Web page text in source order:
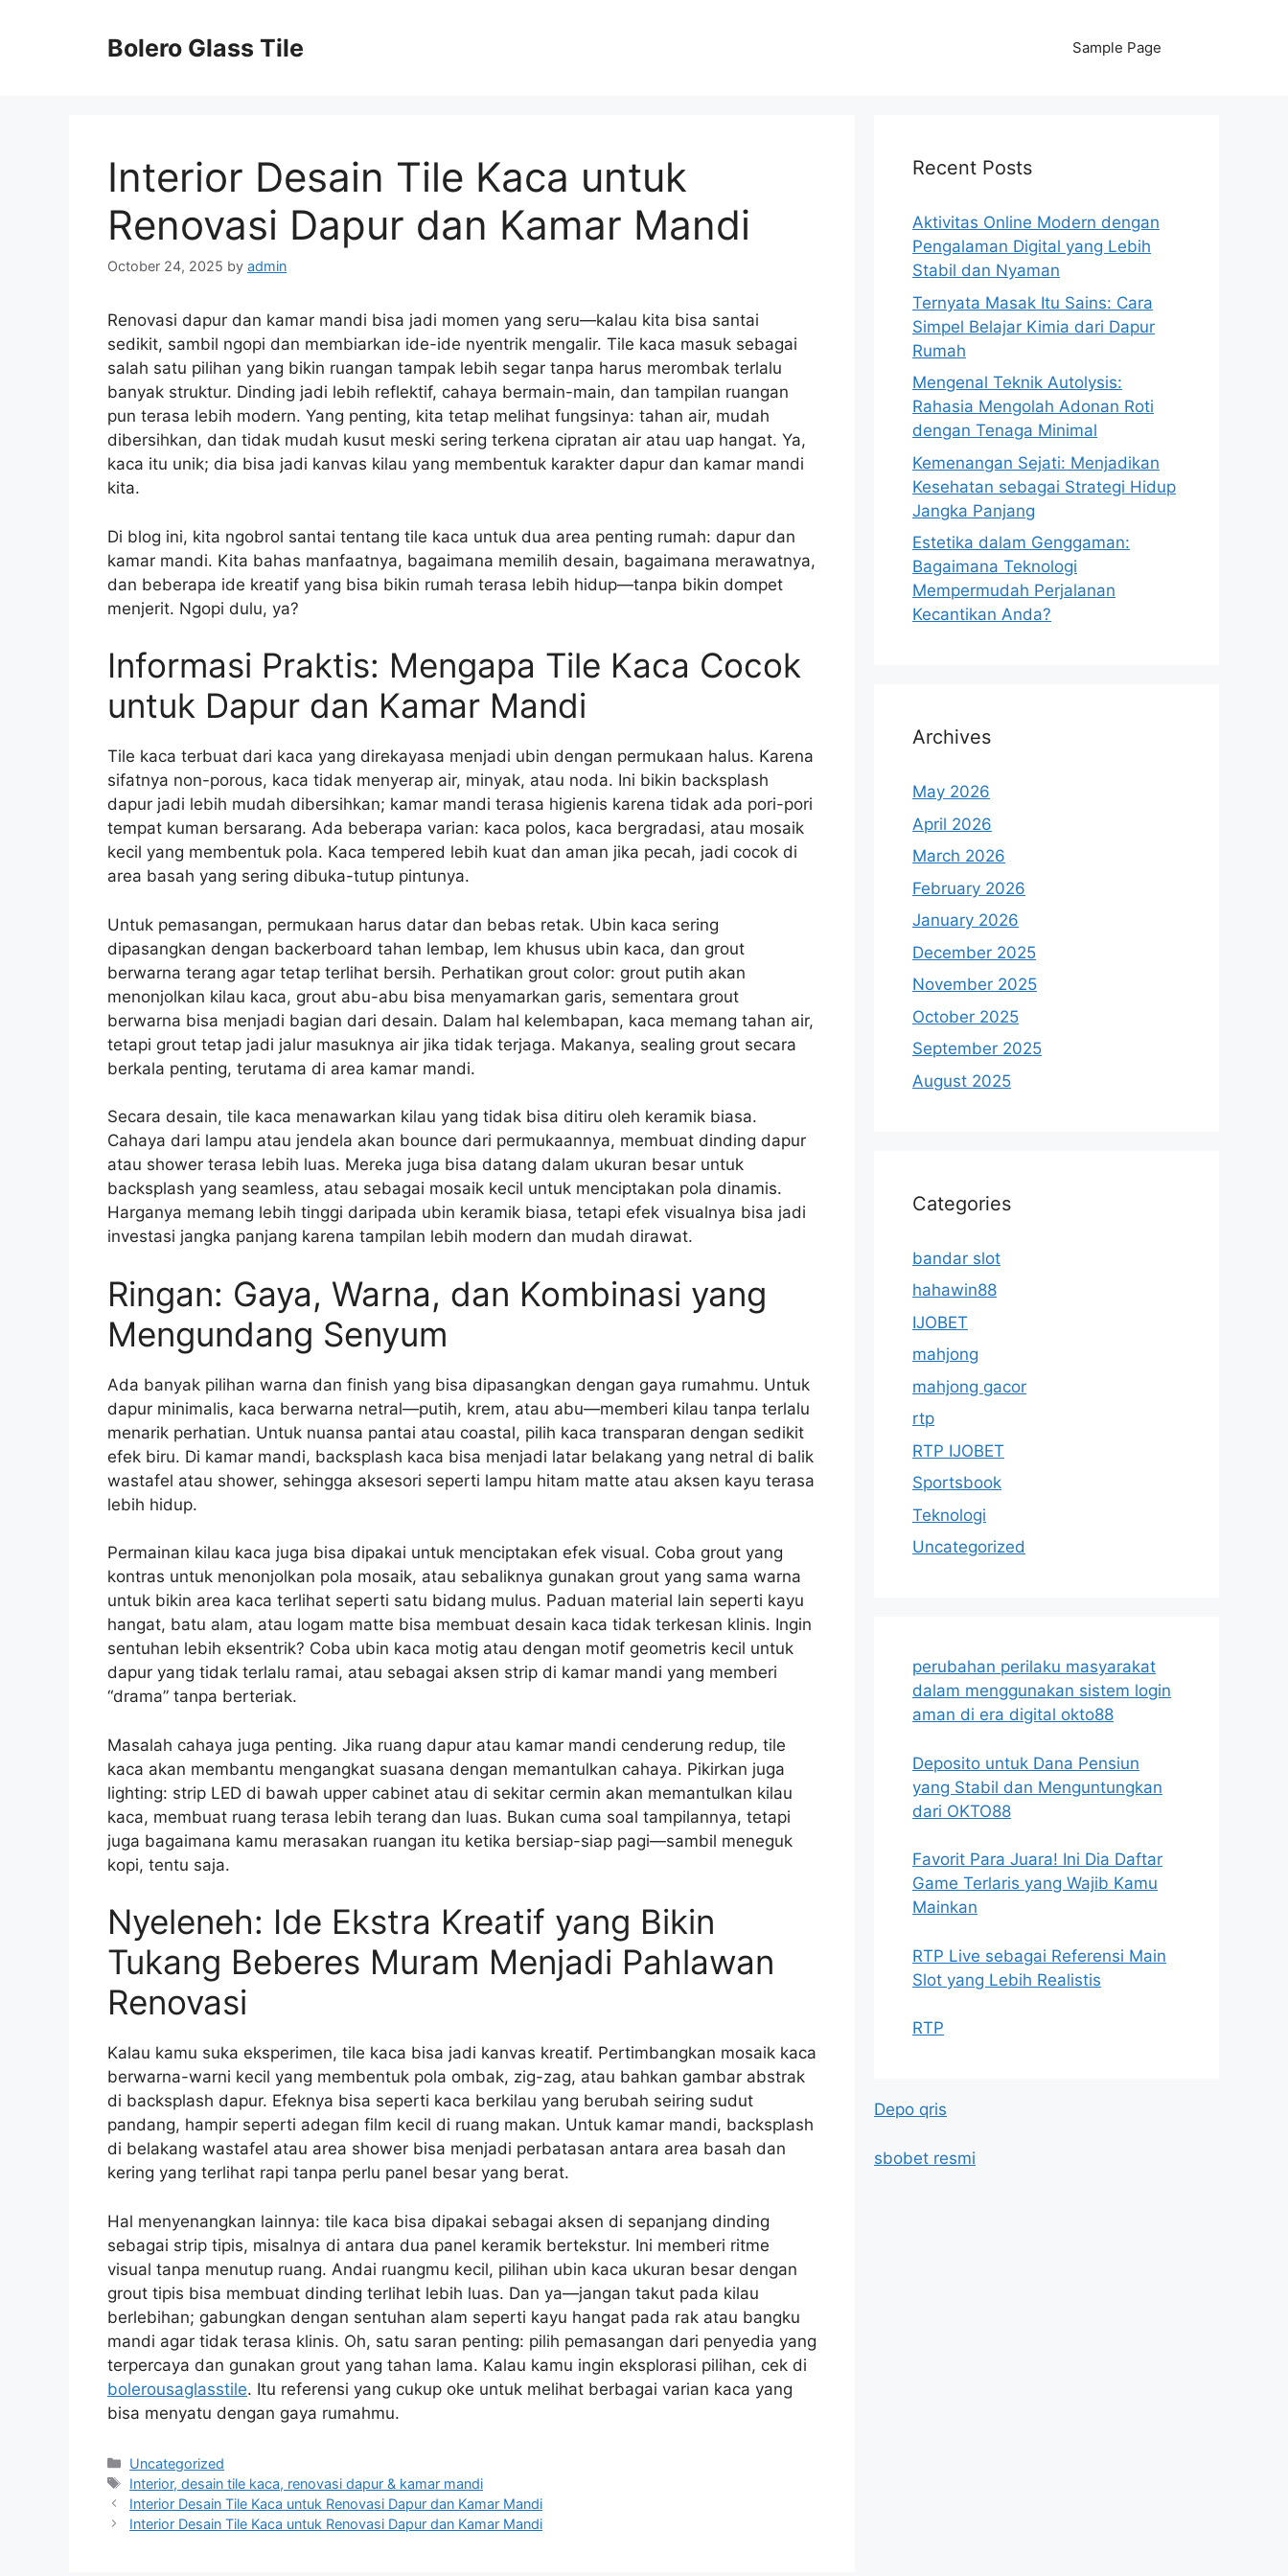
Bolero Glass Tile Sample Page
Interior Desain Tile Kaca untuk
Renovasi Dapur dan Kamar Mandi
October 24, 2025 by admin
Renovasi dapur dan kamar mandi bisa jadi momen yang seru—kalau kita bisa santai
sedikit, sambil ngopi dan membiarkan ide-ide nyentrik mengalir. Tile kaca masuk sebagai
salah satu pilihan yang bikin ruangan tampak lebih segar tanpa harus merombak terlalu
banyak struktur. Dinding jadi lebih reflektif, cahaya bermain-main, dan tampilan ruangan
pun terasa lebih modern. Yang penting, kita tetap melihat fungsinya: tahan air, mudah
dibersihkan, dan tidak mudah kusut meski sering terkena cipratan air atau uap hangat. Ya,
kaca itu unik; dia bisa jadi kanvas kilau yang membentuk karakter dapur dan kamar mandi
kita.
Di blog ini, kita ngobrol santai tentang tile kaca untuk dua area penting rumah: dapur dan
kamar mandi. Kita bahas manfaatnya, bagaimana memilih desain, bagaimana merawatnya,
dan beberapa ide kreatif yang bisa bikin rumah terasa lebih hidup—tanpa bikin dompet
menjerit. Ngopi dulu, ya?
Informasi Praktis: Mengapa Tile Kaca Cocok
untuk Dapur dan Kamar Mandi
Tile kaca terbuat dari kaca yang direkayasa menjadi ubin dengan permukaan halus. Karena
sifatnya non-porous, kaca tidak menyerap air, minyak, atau noda. Ini bikin backsplash
dapur jadi lebih mudah dibersihkan; kamar mandi terasa higienis karena tidak ada pori-pori
tempat kuman bersarang. Ada beberapa varian: kaca polos, kaca bergradasi, atau mosaik
kecil yang membentuk pola. Kaca tempered lebih kuat dan aman jika pecah, jadi cocok di
area basah yang sering dibuka-tutup pintunya.
Untuk pemasangan, permukaan harus datar dan bebas retak. Ubin kaca sering
dipasangkan dengan backerboard tahan lembap, lem khusus ubin kaca, dan grout
berwarna terang agar tetap terlihat bersih. Perhatikan grout color: grout putih akan
menonjolkan kilau kaca, grout abu-abu bisa menyamarkan garis, sementara grout
berwarna bisa menjadi bagian dari desain. Dalam hal kelembapan, kaca memang tahan air,
tetapi grout tetap jadi jalur masuknya air jika tidak terjaga. Makanya, sealing grout secara
berkala penting, terutama di area kamar mandi.
Secara desain, tile kaca menawarkan kilau yang tidak bisa ditiru oleh keramik biasa.
Cahaya dari lampu atau jendela akan bounce dari permukaannya, membuat dinding dapur
atau shower terasa lebih luas. Mereka juga bisa datang dalam ukuran besar untuk
backsplash yang seamless, atau sebagai mosaik kecil untuk menciptakan pola dinamis.
Harganya memang lebih tinggi daripada ubin keramik biasa, tetapi efek visualnya bisa jadi
investasi jangka panjang karena tampilan lebih modern dan mudah dirawat.
Ringan: Gaya, Warna, dan Kombinasi yang
Mengundang Senyum
Ada banyak pilihan warna dan finish yang bisa dipasangkan dengan gaya rumahmu. Untuk
dapur minimalis, kaca berwarna netral—putih, krem, atau abu—memberi kilau tanpa terlalu
menarik perhatian. Untuk nuansa pantai atau coastal, pilih kaca transparan dengan sedikit
efek biru. Di kamar mandi, backsplash kaca bisa menjadi latar belakang yang netral di balik
wastafel atau shower, sehingga aksesori seperti lampu hitam matte atau aksen kayu terasa
lebih hidup.
Permainan kilau kaca juga bisa dipakai untuk menciptakan efek visual. Coba grout yang
kontras untuk menonjolkan pola mosaik, atau sebaliknya gunakan grout yang sama warna
untuk bikin area kaca terlihat seperti satu bidang mulus. Paduan material lain seperti kayu
hangat, batu alam, atau logam matte bisa membuat desain kaca tidak terkesan klinis. Ingin
sentuhan lebih eksentrik? Coba ubin kaca motig atau dengan motif geometris kecil untuk
dapur yang tidak terlalu ramai, atau sebagai aksen strip di kamar mandi yang memberi
“drama” tanpa berteriak.
Masalah cahaya juga penting. Jika ruang dapur atau kamar mandi cenderung redup, tile
kaca akan membantu mengangkat suasana dengan memantulkan cahaya. Pikirkan juga
lighting: strip LED di bawah upper cabinet atau di sekitar cermin akan memantulkan kilau
kaca, membuat ruang terasa lebih terang dan luas. Bukan cuma soal tampilannya, tetapi
juga bagaimana kamu merasakan ruangan itu ketika bersiap-siap pagi—sambil meneguk
kopi, tentu saja.
Nyeleneh: Ide Ekstra Kreatif yang Bikin
Tukang Beberes Muram Menjadi Pahlawan
Renovasi
Kalau kamu suka eksperimen, tile kaca bisa jadi kanvas kreatif. Pertimbangkan mosaik kaca
berwarna-warni kecil yang membentuk pola ombak, zig-zag, atau bahkan gambar abstrak
di backsplash dapur. Efeknya bisa seperti kaca berkilau yang berubah seiring sudut
pandang, hampir seperti adegan film kecil di ruang makan. Untuk kamar mandi, backsplash
di belakang wastafel atau area shower bisa menjadi perbatasan antara area basah dan
kering yang terlihat rapi tanpa perlu panel besar yang berat.
Hal menyenangkan lainnya: tile kaca bisa dipakai sebagai aksen di sepanjang dinding
sebagai strip tipis, misalnya di antara dua panel keramik bertekstur. Ini memberi ritme
visual tanpa menutup ruang. Andai ruangmu kecil, pilihan ubin kaca ukuran besar dengan
grout tipis bisa membuat dinding terlihat lebih luas. Dan ya—jangan takut pada kilau
berlebihan; gabungkan dengan sentuhan alam seperti kayu hangat pada rak atau bangku
mandi agar tidak terasa klinis. Oh, satu saran penting: pilih pemasangan dari penyedia yang
terpercaya dan gunakan grout yang tahan lama. Kalau kamu ingin eksplorasi pilihan, cek di
bolerousaglasstile. Itu referensi yang cukup oke untuk melihat berbagai varian kaca yang
bisa menyatu dengan gaya rumahmu.
Categories
Uncategorized
Tags
Interior, desain tile kaca, renovasi dapur & kamar mandi
Interior Desain Tile Kaca untuk Renovasi Dapur dan Kamar Mandi
Interior Desain Tile Kaca untuk Renovasi Dapur dan Kamar Mandi
Recent Posts
Aktivitas Online Modern dengan
Pengalaman Digital yang Lebih
Stabil dan Nyaman
Ternyata Masak Itu Sains: Cara
Simpel Belajar Kimia dari Dapur
Rumah
Mengenal Teknik Autolysis:
Rahasia Mengolah Adonan Roti
dengan Tenaga Minimal
Kemenangan Sejati: Menjadikan
Kesehatan sebagai Strategi Hidup
Jangka Panjang
Estetika dalam Genggaman:
Bagaimana Teknologi
Mempermudah Perjalanan
Kecantikan Anda?
Archives
May 2026
April 2026
March 2026
February 2026
January 2026
December 2025
November 2025
October 2025
September 2025
August 2025
Categories
bandar slot
hahawin88
IJOBET
mahjong
mahjong gacor
rtp
RTP IJOBET
Sportsbook
Teknologi
Uncategorized
perubahan perilaku masyarakat
dalam menggunakan sistem login
aman di era digital okto88
Deposito untuk Dana Pensiun
yang Stabil dan Menguntungkan
dari OKTO88
Favorit Para Juara! Ini Dia Daftar
Game Terlaris yang Wajib Kamu
Mainkan
RTP Live sebagai Referensi Main
Slot yang Lebih Realistis
RTP
Depo qris
sbobet resmi